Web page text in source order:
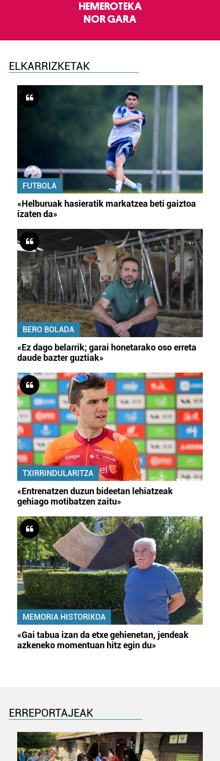
HEMEROTEKA
NOR GARA
ELKARRIZKETAK
FUTBOLA
«Helburuak hasieratik markatzea beti gaiztoa
izaten da»
BERO BOLADA
«Ez dago belarrik; garai honetarako oso erreta
daude bazter guztiak»
TXIRRINDULARITZA
«Entrenatzen duzun bideetan lehiatzeak
gehiago motibatzen zaitu»
MEMORIA HISTORIKOA
«Gai tabua izan da etxe gehienetan, jendeak
azkeneko momentuan hitz egin du»
ERREPORTAJEAK